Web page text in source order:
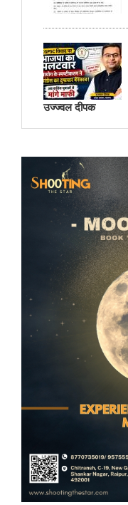
उज्ज्वल दीपक